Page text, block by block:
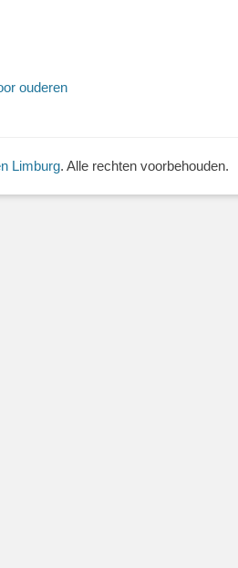
ouderen
Limburg. Alle rechten voorbehouden.